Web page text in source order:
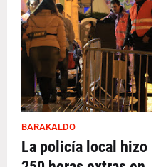
BARAKALDO
La policía local hizo